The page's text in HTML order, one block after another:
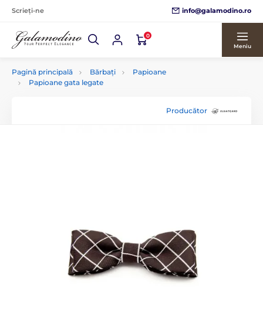
Scrieți-ne info@galamodino.ro
0
Meniu
Pagină principală Bărbați
Papioane
Papioane gata legate
Producător